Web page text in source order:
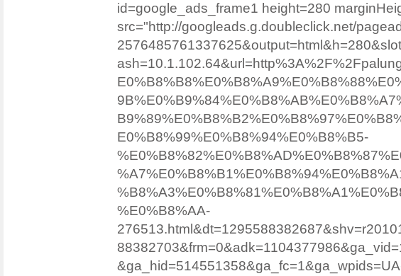
id=google_ads_frame1 height=280
src="http://googleads.g.doubleclick.net/
E0%B8%99%E0%B8%94%E0%B8%B5-
%E0%B8%AA-